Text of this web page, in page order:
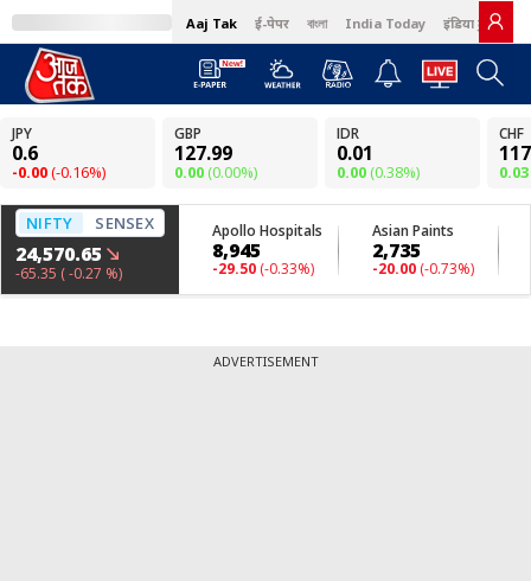
Aaj Tak ई-पेपर বাংলা India Today इंडिया टुडे हिंदी
ADVERTISEMENT